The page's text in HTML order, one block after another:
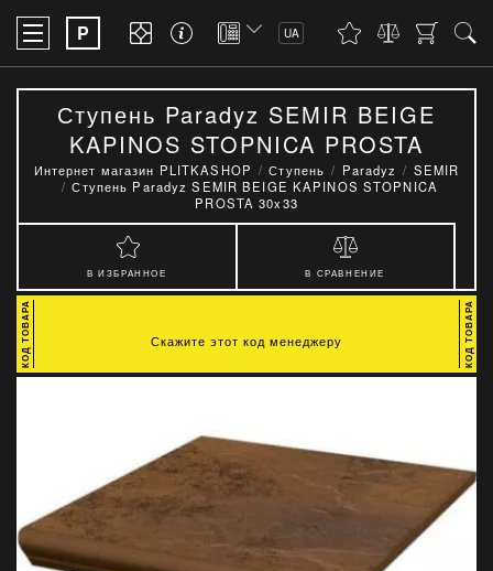
P UA
Ступень Paradyz SEMIR BEIGE
KAPINOS STOPNICA PROSTA
30x33
Интернет магазин PLITKASHOP Ступень Paradyz
SEMIR
Ступень Paradyz SEMIR BEIGE KAPINOS STOPNICA
PROSTA 30x33
В ИЗБРАННОЕ В СРАВНЕНИЕ
Скажите этот код менеджеру